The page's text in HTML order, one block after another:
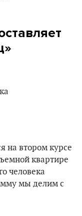
на втором курсе
квартире
человека
мы делим с